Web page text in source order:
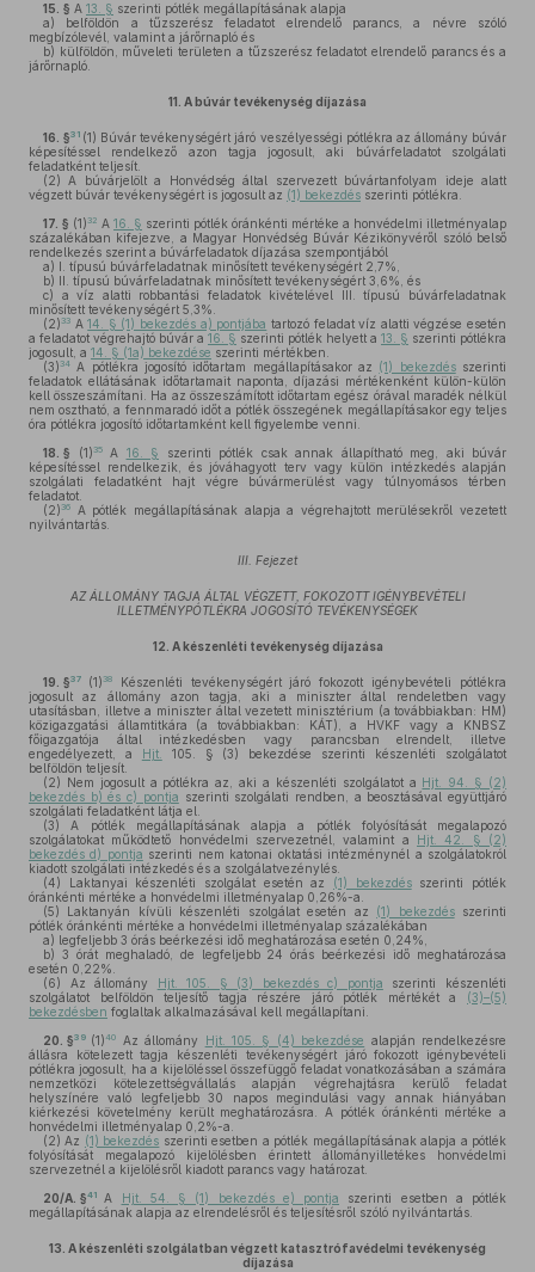
15. § A 13. § szerinti pótlék megállapításának alapja
a) belföldön a tűzszerész feladatot elrendelő parancs, a névre szóló
megbízólevél, valamint a járőrnapló és
b) külföldön, műveleti területen a tűzszerész feladatot elrendelő parancs és a
járőrnapló.
11. A búvár tevékenység díjazása
16. §31 (1) Búvár tevékenységért járó veszélyességi pótlékra az állomány búvár
képesítéssel rendelkező azon tagja jogosult, aki búvárfeladatot szolgálati
feladatként teljesít.
(2) A búvárjelölt a Honvédség által szervezett búvártanfolyam ideje alatt
végzett búvár tevékenységért is jogosult az (1) bekezdés szerinti pótlékra.
17. § (1) 32 A 16. § szerinti pótlék óránkénti mértéke a honvédelmi illetményalap
százalékában kifejezve, a Magyar Honvédség Búvár Kézikönyvéről szóló belső
rendelkezés szerint a búvárfeladatok díjazása szempontjából
a) I. típusú búvárfeladatnak minősített tevékenységért 2,7%,
b) II. típusú búvárfeladatnak minősített tevékenységért 3,6%, és
c) a víz alatti robbantási feladatok kivételével III. típusú búvárfeladatnak
minősített tevékenységért 5,3%.
(2) 33 A14. § (1) bekezdés a) pontjába tartozó feladat víz alatti végzése esetén
a feladatot végrehajtó búvár a 16. § szerinti pótlék helyett a 13. § szerinti pótlékra
jogosult, a 14. § (1a) bekezdése szerinti mértékben.
(3) 34 A pótlékra jogosító időtartam megállapításakor az (1) bekezdésszerinti
feladatok ellátásának időtartamait naponta, díjazási mértékenként külön-külön
kell összeszámítani. Ha az összeszámított időtartam egész órával maradék nélkül
nem osztható, a fennmaradó időt a pótlék összegének megállapításakor egy teljes
óra pótlékra jogosító időtartamként kell figyelembe venni.
18. § (1) 35A 16. § szerinti pótlék csak annak állapítható meg, aki búvár
képesítéssel rendelkezik, és jóváhagyott terv vagy külön intézkedés alapján
szolgálati feladatként hajt végre búvármerülést vagy túlnyomásos térben
feladatot.
(2) 36
A pótlék megállapításának alapja a végrehajtott merülésekről vezetett
nyilvántartás.
III. Fejezet
AZ ÁLLOMÁNY TAGJA ÁLTAL VÉGZETT, FOKOZOTT IGÉNYBEVÉTELI
ILLETMÉNYPÓTLÉKRA JOGOSÍTÓ TEVÉKENYSÉGEK
12. A készenléti tevékenység díjazása
19. §37 (1) 38Készenléti tevékenységért járó fokozott igénybevételi pótlékra
jogosult az állomány azon tagja, aki a miniszter által rendeletben vagy
utasításban, illetve a miniszter által vezetett minisztérium (a továbbiakban: HM)
közigazgatási államtitkára (a továbbiakban: KÁT), a HVKF vagy a KNBSZ
főigazgatója által intézkedésben vagy parancsban elrendelt, illetve
engedélyezett, a
Hjt.
105. § (3) bekezdése szerinti készenléti szolgálatot
belföldön teljesít.
(2) Nem jogosult a pótlékra az, aki a készenléti szolgálatot a Hjt. 94. § (2)
bekezdés b) és c) pontja szerinti szolgálati rendben, a beosztásával együttjáró
szolgálati feladatként látja el.
(3) A pótlék megállapításának alapja a pótlék folyósítását megalapozó
szolgálatokat működtető honvédelmi szervezetnél, valamint a Hjt. 42. § (2)
bekezdés d) pontja szerinti nem katonai oktatási intézménynél a szolgálatokról
kiadott szolgálati intézkedés és a szolgálatvezénylés.
(4) Laktanyai készenléti szolgálat esetén az (1) bekezdésszerinti pótlék
óránkénti mértéke a honvédelmi illetményalap 0,26%-a.
(5) Laktanyán kívüli készenléti szolgálat esetén az (1) bekezdésszerinti
pótlék óránkénti mértéke a honvédelmi illetményalap százalékában
a) legfeljebb 3 órás beérkezési idő meghatározása esetén 0,24%,
b) 3 órát meghaladó, de legfeljebb 24 órás beérkezési idő meghatározása
esetén 0,22%.
(6) Az állomány Hjt. 105. § (3) bekezdés c) pontja szerinti készenléti
szolgálatot belföldön teljesítő tagja részére járó pótlék mértékét a (3)–(5)
bekezdésben foglaltak alkalmazásával kell megállapítani.
20. §39 (1)40 Az állomány Hjt. 105. § (4) bekezdése alapján rendelkezésre
állásra kötelezett tagja készenléti tevékenységért járó fokozott igénybevételi
pótlékra jogosult, ha a kijelöléssel összefüggő feladat vonatkozásában a számára
nemzetközi kötelezettségvállalás alapján végrehajtásra kerülő feladat
helyszínére való legfeljebb 30 napos megindulási vagy annak hiányában
kiérkezési követelmény került meghatározásra. A pótlék óránkénti mértéke a
honvédelmi illetményalap 0,2%-a.
(2) Az (1) bekezdés szerinti esetben a pótlék megállapításának alapja a pótlék
folyósítását megalapozó kijelölésben érintett állományilletékes honvédelmi
szervezetnél a kijelölésről kiadott parancs vagy határozat.
20/A. §41 A Hjt. 54. § (1) bekezdés e) pontja szerinti esetben a pótlék
megállapításának alapja az elrendelésről és teljesítésről szóló nyilvántartás.
13. A készenléti szolgálatban végzett katasztrófavédelmi tevékenység
díjazása